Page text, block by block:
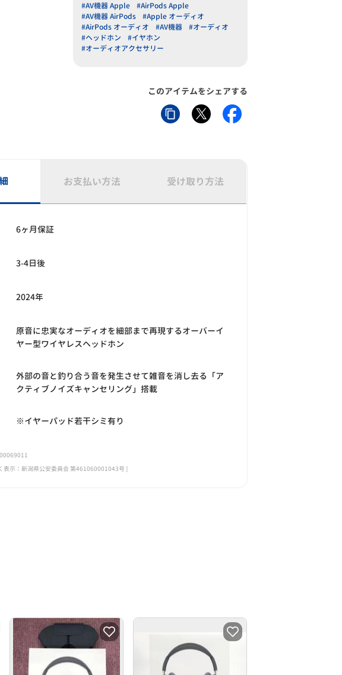
#AV機器 Apple
#AirPods Apple
#AV機器 AirPods
#Apple オーディオ
#AirPods オーディオ
#AV機器
#オーディオ
#ヘッドホン
#イヤホン
#オーディオアクセサリー
このアイテムをシェアする
お支払い方法 受け取り方法
6ヶ月保証
3-4日後
2024年
原音に忠実なオーディオを細部まで再現するオーバーイ
ヤー型ワイヤレスヘッドホン
外部の音と釣り合う音を発生させて雑音を消し去る「ア
クティブノイズキャンセリング」搭載
※イヤーパッド若干シミ有り
表示：新潟県公安委員会 第461060001043号 ]